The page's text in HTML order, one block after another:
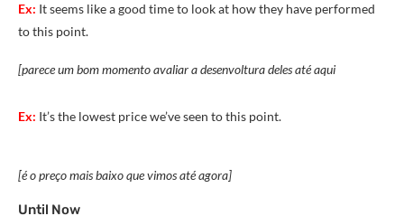
Ex: It seems like a good time to look at how they have performed
to this point.
[parece um bom momento avaliar a desenvoltura deles até aqui
Ex: It’s the lowest price we’ve seen to this point.
[é o preço mais baixo que vimos até agora]
Until Now